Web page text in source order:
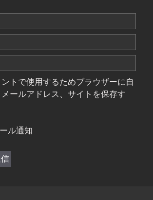
トで使用するためブラウザーに自
ールアドレス、サイトを保存す
ル通知